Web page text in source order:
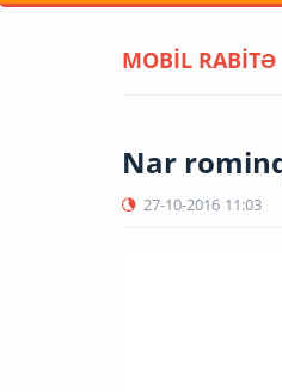
MOBİL RABİTƏ
Nar
27-10-2016 11:03